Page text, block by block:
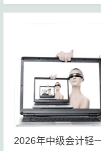
2026年中级会计轻